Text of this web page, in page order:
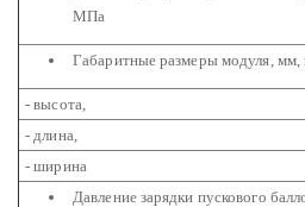
МПа
Габаритные размеры модуля, мм,
- высота,
- длина,
- ширина
Давление зарядки пускового